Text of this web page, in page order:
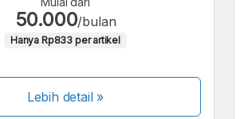
50.000/bulan
Hanya Rp833 per artikel
Lebih detail »